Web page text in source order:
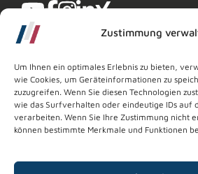
Zustimmung
Um Ihnen ein optimales Erlebnis zu bieten,
wie Cookies, um Geräteinformationen zu
zuzugreifen. Wenn Sie diesen Technologien
wie das Surfverhalten oder eindeutige IDs auf
verarbeiten. Wenn Sie Ihre Zustimmung nicht
können bestimmte Merkmale und Funktionen